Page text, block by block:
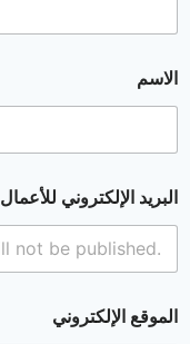
الاسم
البريد الإلكتروني للأعمال
الموقع الإلكتروني